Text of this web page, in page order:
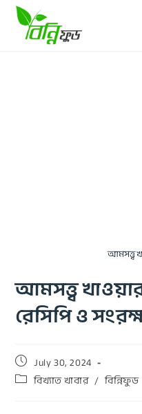
আমসত্ত্ব
আমসত্ত্ব
রেসিপি ও
July 30, 2024
বিখ্যাত খাবার / বিন্নিফুড